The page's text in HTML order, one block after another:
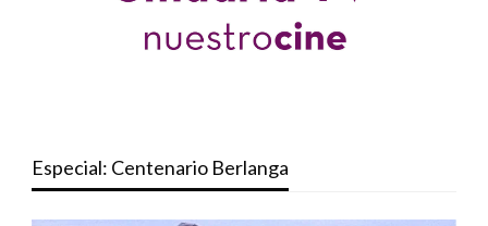
Especial: Centenario Berlanga